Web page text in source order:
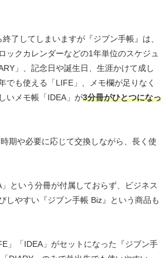
了してしまいますが『ジブン手帳』は、
ックカレンダーなどの1年単位のスケジュ
」、記念日や誕生日、生涯かけて成し
でも使える「LIFE」、メモ欄が足りなく
いメモ帳「IDEA」が3分冊がひとつになっ
時期や必要に応じて交換しながら、長く使
という分冊が付属しておらず、ビジネス
しやすい『ジブン手帳 Biz』という商品も
」「IDEA」がセットになった『ジブン手